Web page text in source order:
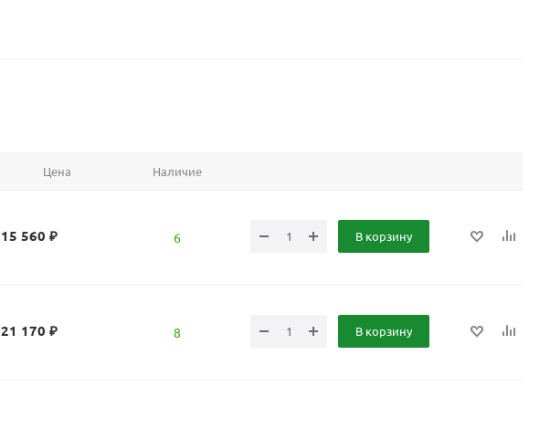
Цена Наличие
15 560 ₽ 6 В корзину
21 170 ₽ 8 В корзину